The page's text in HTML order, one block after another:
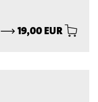
⟶19,00 EUR